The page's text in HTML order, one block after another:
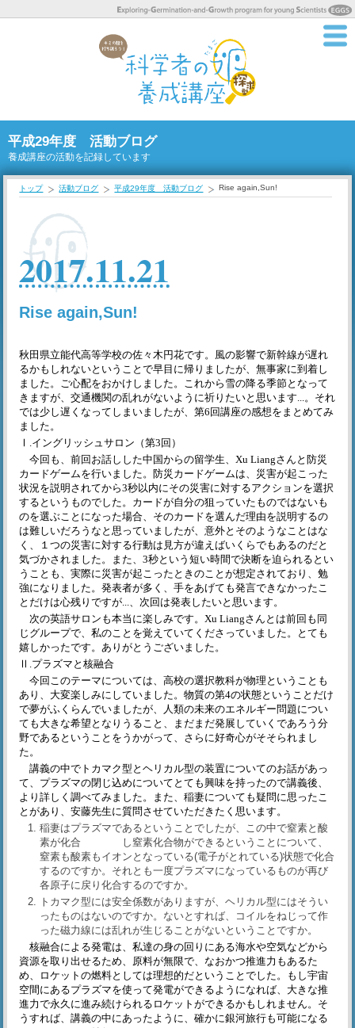
平成29年度 活動ブログ
養成講座の活動を記録しています
トップ 活動ブログ 平成29年度 活動ブログ Rise again,Sun!
2017.11.21
Rise again,Sun!
秋田県立能代高等学校の佐々木円花です。風の影響で新幹線が遅れ
るかもしれないということで早目に帰りましたが、無事家に到着し
ました。ご心配をおかけしました。これから雪の降る季節となって
きますが、交通機関の乱れがないように祈りたいと思います...。それ
では少し遅くなってしまいましたが、第6回講座の感想をまとめてみ
ました。
Ⅰ.イングリッシュサロン（第3回）
今回も、前回お話しした中国からの留学生、Xu Liangさんと防災
カードゲームを行いました。防災カードゲームは、災害が起こった
状況を説明されてから3秒以内にその災害に対するアクションを選択
するというものでした。カードが自分の狙っていたものではないも
のを選ぶことになった場合、そのカードを選んだ理由を説明するの
は難しいだろうなと思っていましたが、意外とそのようなことはな
く、１つの災害に対する行動は見方が違えばいくらでもあるのだと
気づかされました。また、3秒という短い時間で決断を迫られるとい
うことも、実際に災害が起こったときのことが想定されており、勉
強になりました。発表者が多く、手をあげても発言できなかったこ
とだけは心残りですが...、次回は発表したいと思います。
次の英語サロンも本当に楽しみです。Xu Liangさんとは前回も同
じグループで、私のことを覚えていてくださっていました。とても
嬉しかったです。ありがとうございました。
Ⅱ.プラズマと核融合
今回このテーマについては、高校の選択教科が物理ということも
あり、大変楽しみにしていました。物質の第4の状態ということだけ
で夢がふくらんでいましたが、人類の未来のエネルギー問題につい
ても大きな希望となりうること、まだまだ発展していくであろう分
野であるということをうかがって、さらに好奇心がそそられまし
た。
講義の中でトカマク型とヘリカル型の装置についてのお話があっ
て、プラズマの閉じ込めについてとても興味を持ったので講義後、
より詳しく調べてみました。また、稲妻についても疑問に思ったこ
とがあり、安藤先生に質問させていただきたく思います。
稲妻はプラズマであるということでしたが、この中で窒素と酸
素が化合 し窒素化合物ができるということについて、
窒素も酸素もイオンとなっている(電子がとれている)状態で化合
するのですか。それとも一度プラズマになっているものが再び
各原子に戻り化合するのですか。
トカマク型には安全係数がありますが、ヘリカル型にはそうい
ったものはないのですか。ないとすれば、コイルをねじって作
った磁力線には乱れが生じることがないということですか。
核融合による発電は、私達の身の回りにある海水や空気などから
資源を取り出せるため、原料が無限で、なおかつ推進力もあるた
め、ロケットの燃料としては理想的だということでした。もし宇宙
空間にあるプラズマを使って発電ができるようになれば、大きな推
進力で永久に進み続けられるロケットができるかもしれません。そ
うすれば、講義の中にあったように、確かに銀河旅行も可能になる